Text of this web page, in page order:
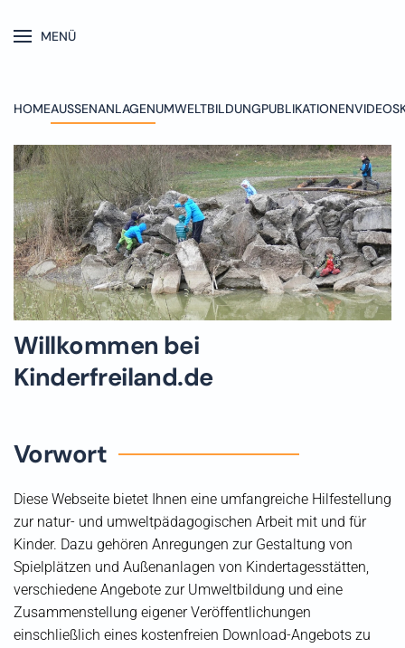
MENÜ
HOMEAUSSENANLAGENUMWELTBILDUNGPUBLIKATIONENVIDEOS
Willkommen bei
Kinderfreiland.de
Vorwort
Diese Webseite bietet Ihnen eine umfangreiche Hilfestellung
zur natur- und umweltpädagogischen Arbeit mit und für
Kinder. Dazu gehören Anregungen zur Gestaltung von
Spielplätzen und Außenanlagen von Kindertagesstätten,
verschiedene Angebote zur Umweltbildung und eine
Zusammenstellung eigener Veröffentlichungen
einschließlich eines kostenfreien Download-Angebots zu